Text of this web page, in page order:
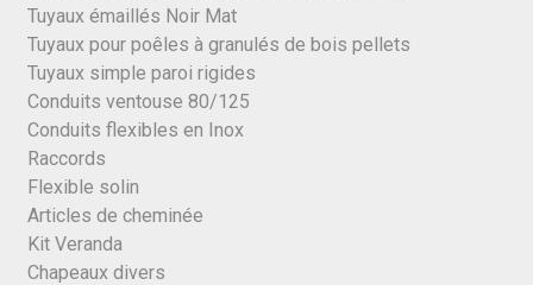
Tuyaux émaillés Noir Mat
Tuyaux pour poêles à granulés de bois pellets
Tuyaux simple paroi rigides
Conduits ventouse 80/125
Conduits flexibles en Inox
Raccords
Flexible solin
Articles de cheminée
Kit Veranda
Chapeaux divers